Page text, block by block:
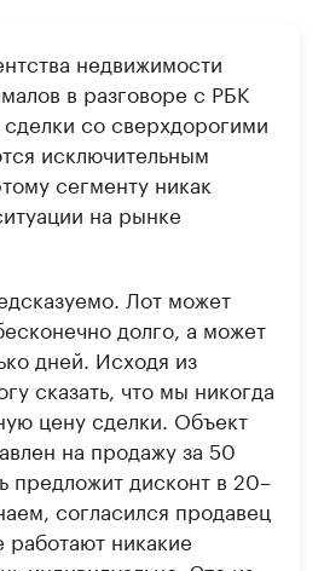
недвижимости
в разговоре с РБК
со сверхдорогими
исключительным
сегменту никак
на рынке
Лот может
долго, а может
дней. Исходя из
сказать, что мы никогда
цену сделки. Объект
на продажу за 50
предложит дисконт в 20–
согласился продавец
работают никакие